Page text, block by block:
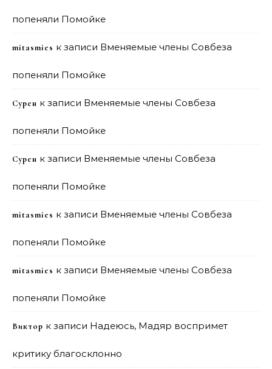
попеняли Помойке
mitasmies к записи Вменяемые члены Совбеза
попеняли Помойке
Сурен к записи Вменяемые члены Совбеза
попеняли Помойке
Сурен к записи Вменяемые члены Совбеза
попеняли Помойке
mitasmies к записи Вменяемые члены Совбеза
попеняли Помойке
mitasmies к записи Вменяемые члены Совбеза
попеняли Помойке
Виктор к записи Надеюсь, Мадяр воспримет
критику благосклонно